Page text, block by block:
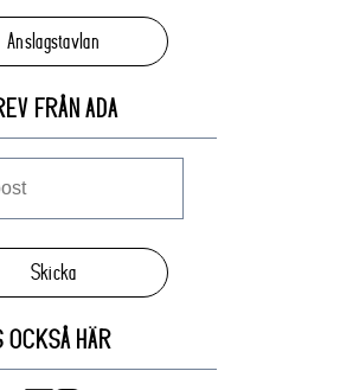
Anslagstavlan
FRÅN ADA
Skicka
OCKSÅ HÄR